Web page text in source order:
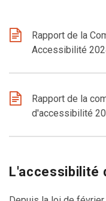
Rapport de la
Accessibilité
Rapport de la
d'accessibilité
L'accessibilité